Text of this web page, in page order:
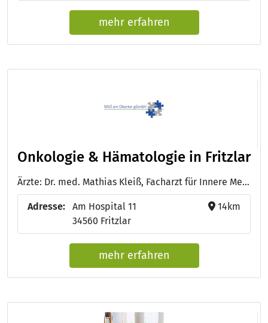
mehr erfahren
Onkologie & Hämatologie in Fritzlar
Ärzte: Dr. med. Mathias Kleiß, Facharzt für Innere Medizin, Hämatologie und Onkologie - Dr. med. Tobias Schelberger, Facharzt für innere Medizin und Gastroenterologie
Adresse:
Am Hospital 11
34560 Fritzlar
14km
mehr erfahren